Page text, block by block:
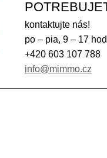
kontaktujte nás!
po – pia, 9 – 17
+420 603 107 788
info@mimmo.cz